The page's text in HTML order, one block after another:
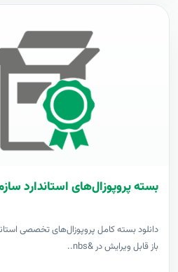
بسته پروپوزال‌های استاندارد
دانلود بسته کامل پروپوزال‌های تخصصی
باز قابل ویرایش در &nbs..